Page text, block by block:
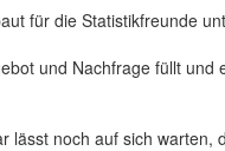
für die Statistikfreunde
und Nachfrage füllt
noch auf sich